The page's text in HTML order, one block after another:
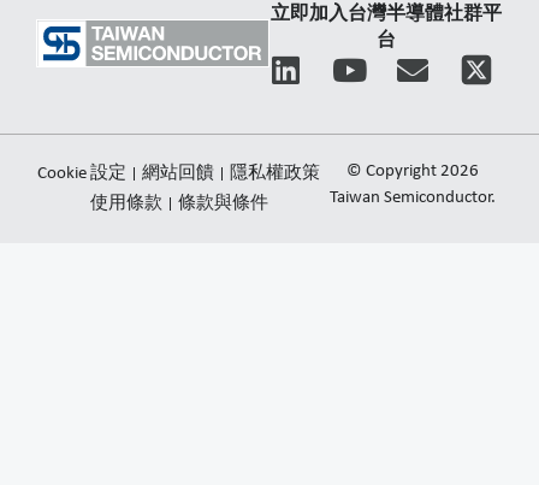
立即加入台灣半導體社群平
台
L
n
k
Y
u
t
u
E
v
e
l
Cookie 設定 網站回饋
隱私權政策
使用條款
條款與條件
© Copyright 2026
Taiwan Semiconductor.